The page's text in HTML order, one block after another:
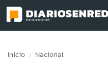
Inicio Nacional